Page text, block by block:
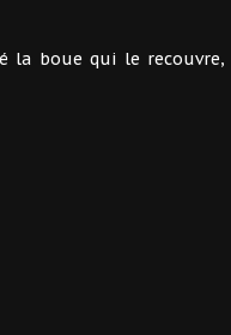
la boue qui le